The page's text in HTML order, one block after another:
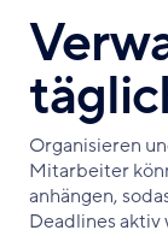
Organisieren
Mitarbeiter
anhängen,
Deadlines aktiv